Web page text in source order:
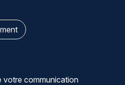
votre communication